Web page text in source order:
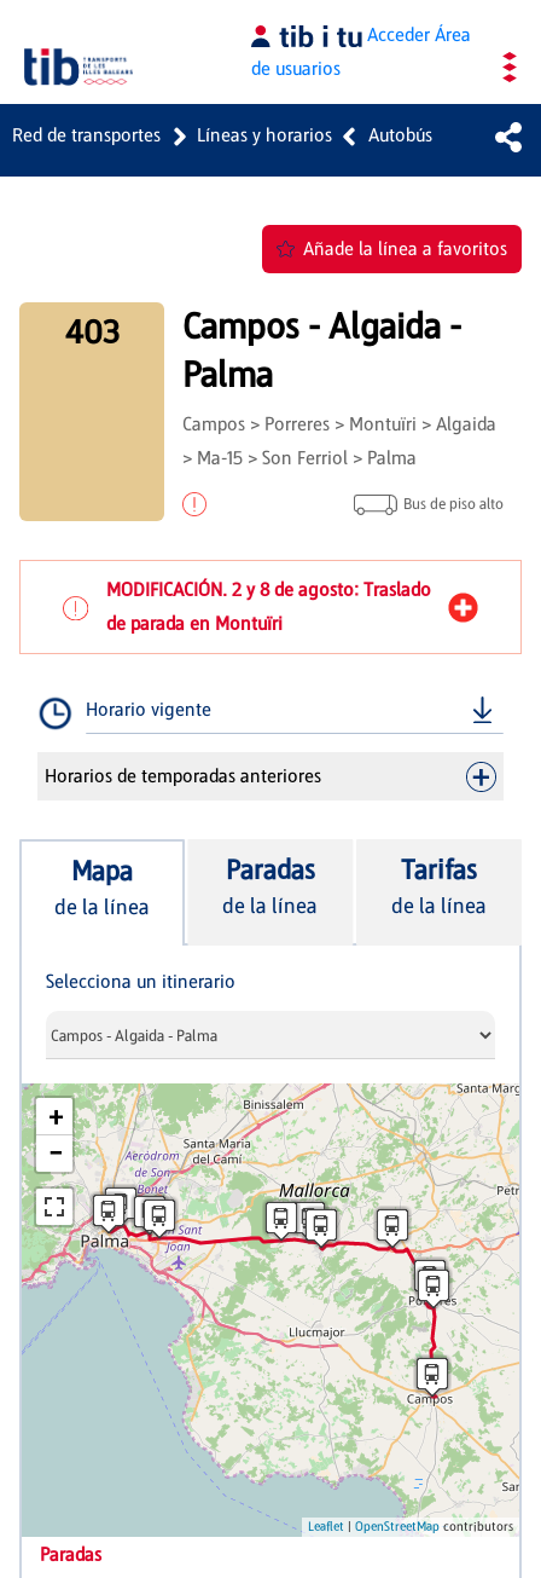
Saltar al contenido principal AccederÁrea
de usuarios
Red de transportes Líneas y horarios Autobús
Añade la línea a favoritos
403
Campos - Algaida -
Palma
Campos > Porreres > Montuïri > Algaida
> Ma-15 > Son Ferriol > Palma
Bus de piso alto
MODIFICACIÓN. 2 y 8 de agosto: Traslado
de parada en Montuïri
Horario vigente
Horarios de temporadas anteriores
Mapa
de la línea
Paradas
de la línea
Tarifas
de la línea